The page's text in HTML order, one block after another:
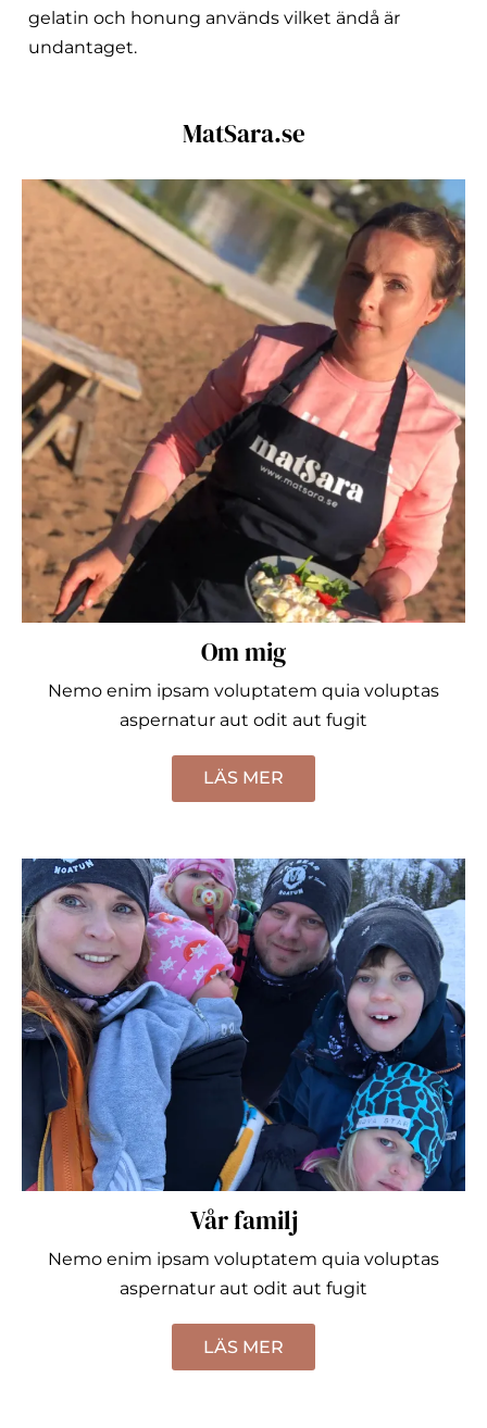
gelatin och honung används vilket ändå är
undantaget.
MatSara.se
Om mig
Nemo enim ipsam voluptatem quia voluptas
aspernatur aut odit aut fugit
LÄS MER
Vår familj
Nemo enim ipsam voluptatem quia voluptas
aspernatur aut odit aut fugit
LÄS MER